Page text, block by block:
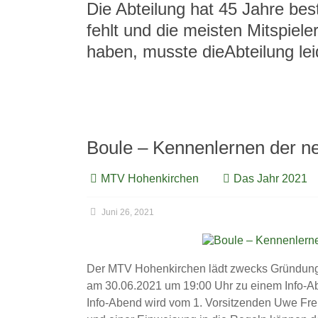
Die Abteilung hat 45 Jahre
fehlt und die meisten
haben, musste dieAbteilung
Boule – Kennenlernen der
MTV Hohenkirchen Das Jahr 2021
Juni 26, 2021
Der MTV Hohenkirchen lädt zwecks
am 30.06.2021 um 19:00 Uhr zu einem Info-
Info-Abend wird vom 1. Vorsitzenden Uwe